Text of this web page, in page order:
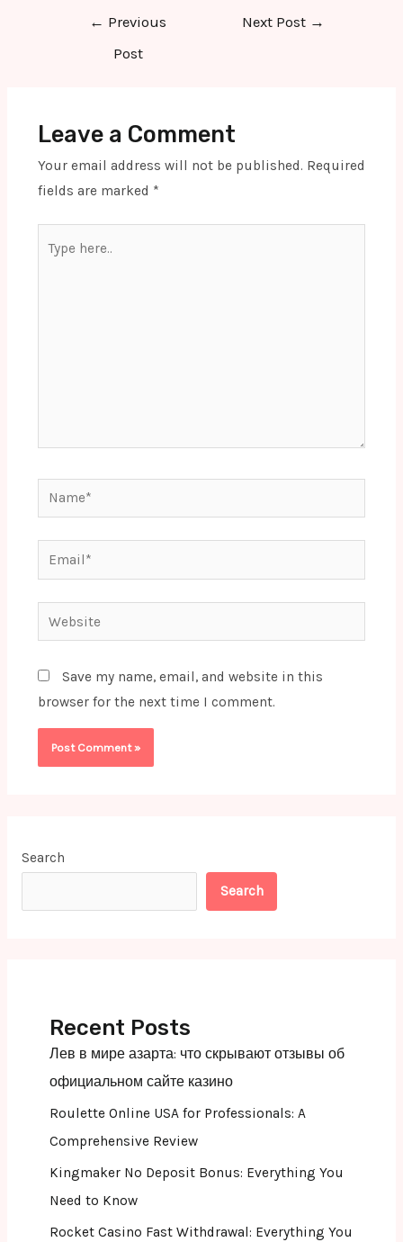
← Previous
Post
Next Post →
Leave a Comment
Your email address will not be published. Required
fields are marked *
here..
Name*
Email*
Website
Save my name, email, and website in this
browser for the next time I comment.
Search
Search
Recent Posts
Лев в мире азарта: что скрывают отзывы об
официальном сайте казино
Roulette Online USA for Professionals: A
Comprehensive Review
Kingmaker No Deposit Bonus: Everything You
Need to Know
Rocket Casino Fast Withdrawal: Everything You